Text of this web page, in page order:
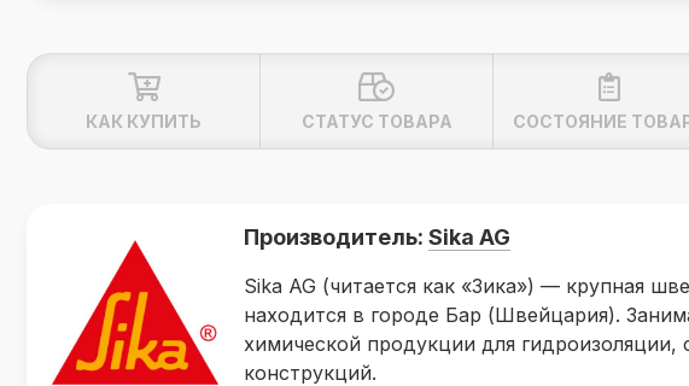
КАК КУПИТЬ СТАТУС ТОВАРА СОСТОЯНИЕ
Производитель: Sika AG
Sika AG (читается как «Зика») — крупная
находится в городе Бар (Швейцария).
химической продукции для
конструкций.